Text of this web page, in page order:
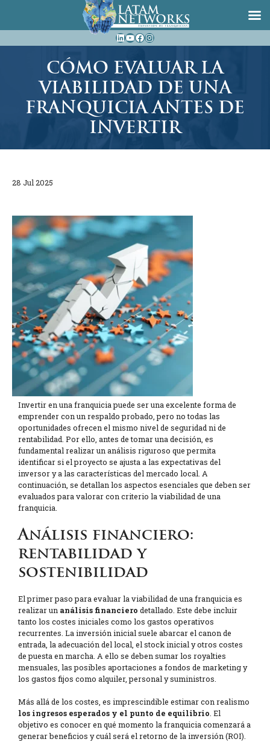
al
LinkedIn
YouTube
Facebook
Instagram
CÓMO EVALUAR LA
VIABILIDAD DE UNA
FRANQUICIA ANTES DE
INVERTIR
28 Jul 2025
Invertir en una franquicia puede ser una excelente forma de
emprender con un respaldo probado, pero no todas las
oportunidades ofrecen el mismo nivel de seguridad ni de
rentabilidad. Por ello, antes de tomar una decisión, es
fundamental realizar un análisis riguroso que permita
identificar si el proyecto se ajusta a las expectativas del
inversor y a las características del mercado local. A
continuación, se detallan los aspectos esenciales que deben ser
evaluados para valorar con criterio la viabilidad de una
franquicia.
Análisis financiero:
rentabilidad y
sostenibilidad
El primer paso para evaluar la viabilidad de una franquicia es
realizar un análisis financiero detallado. Este debe incluir
tanto los costes iniciales como los gastos operativos
recurrentes. La inversión inicial suele abarcar el canon de
entrada, la adecuación del local, el stock inicial y otros costes
de puesta en marcha. A ello se deben sumar los royalties
mensuales, las posibles aportaciones a fondos de marketing y
los gastos fijos como alquiler, personal y suministros.
Más allá de los costes, es imprescindible estimar con realismo
los ingresos esperados y el punto de equilibrio. El
objetivo es conocer en qué momento la franquicia comenzará a
generar beneficios y cuál será el retorno de la inversión (ROI).